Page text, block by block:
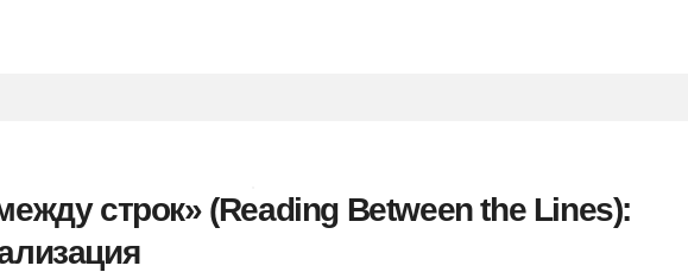
строк» (Reading Between the Lines):